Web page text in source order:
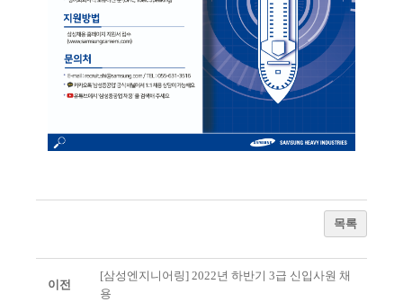
목록
이전
[삼성엔지니어링] 2022년 하반기 3급 신입사원 채
용